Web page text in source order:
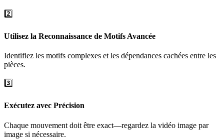
2️⃣
Utilisez la Reconnaissance de Motifs Avancée
Identifiez les motifs complexes et les dépendances cachées entre les
pièces.
3️⃣
Exécutez avec Précision
Chaque mouvement doit être exact—regardez la vidéo image par
image si nécessaire.